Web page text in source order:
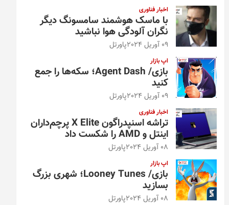
اخبار فناوری
با ماسک هوشمند سامسونگ دیگر
نگران آلودگی هوا نباشید
09 آوریل 2024 پاورتل
اپ بازار
بازی/ Agent Dash؛ سکه‌ها را جمع
کنید
09 آوریل 2024 پاورتل
اخبار فناوری
تراشه اسنپدراگون X Elite پرچم‌داران
اینتل و AMD را شکست داد
08 آوریل 2024 پاورتل
اپ بازار
بازی/ Looney Tunes؛ شهری بزرگ
بسازید
08 آوریل 2024 پاورتل